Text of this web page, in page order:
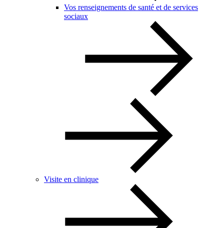
Vos renseignements de santé et de services
sociaux
Visite en clinique